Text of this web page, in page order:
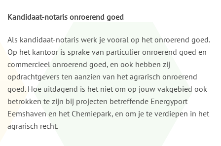
Kandidaat-notaris onroerend goed
Als kandidaat-notaris werk je vooral op het onroerend goed.
Op het kantoor is sprake van particulier onroerend goed en
commercieel onroerend goed, en ook hebben zij
opdrachtgevers ten aanzien van het agrarisch onroerend
goed. Hoe uitdagend is het niet om op jouw vakgebied ook
betrokken te zijn bij projecten betreffende Energyport
Eemshaven en het Chemiepark, en om je te verdiepen in het
agrarisch recht.